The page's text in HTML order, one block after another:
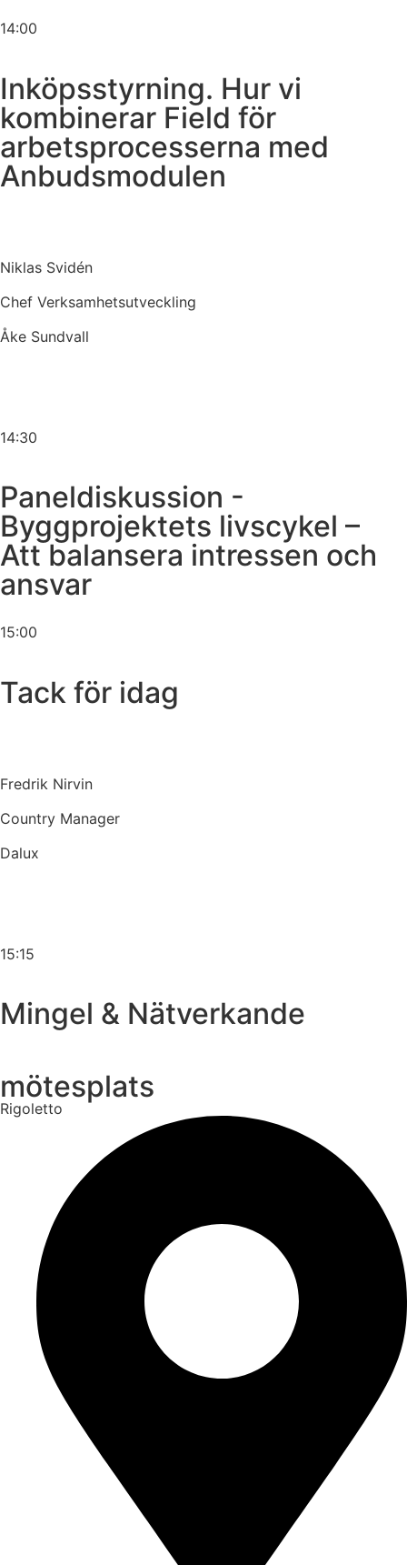
14:00
Inköpsstyrning. Hur vi
kombinerar Field för
arbetsprocesserna med
Anbudsmodulen
Niklas Svidén
Chef Verksamhetsutveckling
Åke Sundvall
14:30
Paneldiskussion -
Byggprojektets livscykel –
Att balansera intressen och
ansvar
15:00
Tack för idag
Fredrik Nirvin
Country Manager
Dalux
15:15
Mingel & Nätverkande
mötesplats
Rigoletto